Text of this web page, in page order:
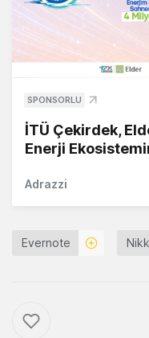
SPONSORLU
İTÜ Çekirdek,
Enerji
Adrazzi
Evernote